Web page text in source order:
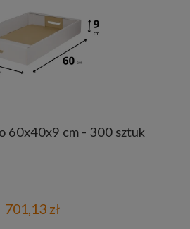
60x40x9 cm - 300 sztuk
701,13 zł